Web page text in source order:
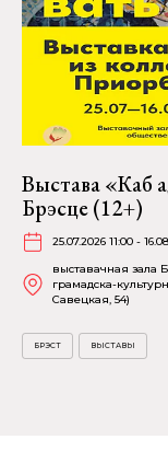
Выстава «Каб
Брэсце (12+)
25.07.2026 11:00 -
выставачная зала
грамадска-
Савецкая, 54)
БРЭСТ ВЫСТАВЫ